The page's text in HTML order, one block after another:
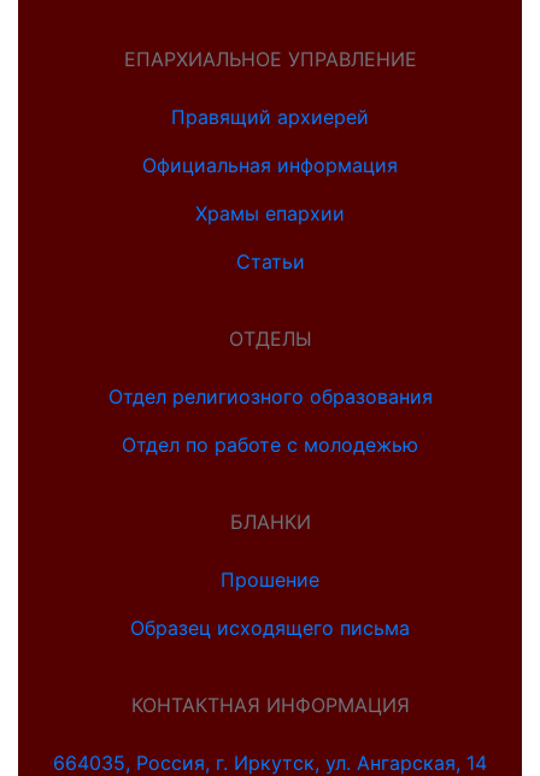
ЕПАРХИАЛЬНОЕ УПРАВЛЕНИЕ
Правящий архиерей
Официальная информация
Храмы епархии
Статьи
ОТДЕЛЫ
Отдел религиозного образования
Отдел по работе с молодежью
БЛАНКИ
Прошение
Образец исходящего письма
КОНТАКТНАЯ ИНФОРМАЦИЯ
664035, Россия, г. Иркутск, ул. Ангарская, 14